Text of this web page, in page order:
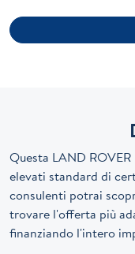
Questa LAND
elevati standard di
consulenti potrai
trovare l'offerta più
finanziando l'intero